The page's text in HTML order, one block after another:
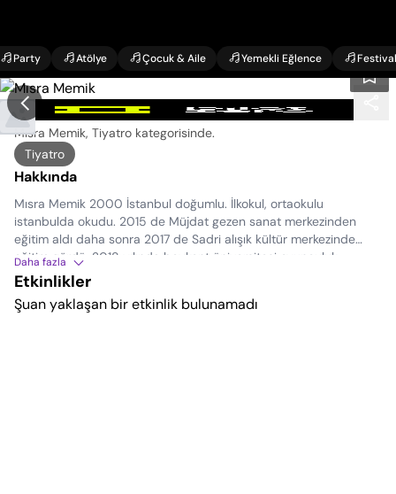
Party Atölye Çocuk & Aile Yemekli Eğlence Festival
Mısra Memik Etkinlikleri
Mısra Memik, Tiyatro kategorisinde.
Tiyatro
Hakkında
Mısra Memik 2000 İstanbul doğumlu. İlkokul, ortaokulu
istanbulda okudu. 2015 de Müjdat gezen sanat merkezinden
eğitim aldı daha sonra 2017 de Sadri alışık kültür merkezinde
eğitim gördü. 2018 yılında beykent üniversitesi oyunculuk
bölümünü kazandı ve 2022 yılında mezun oldu. 3 yıldır (İkon
Sahne) bünyesinde oyunculuk yapıyor.
Daha fazla
Etkinlikler
Şuan yaklaşan bir etkinlik bulunamadı